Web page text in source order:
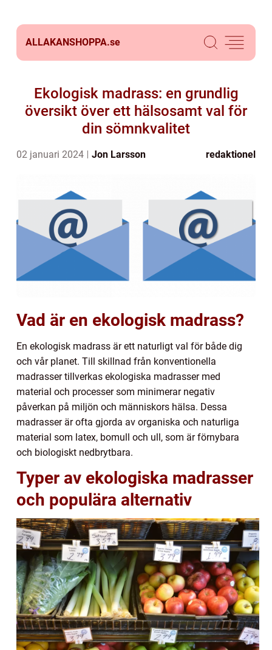
ALLAKANSHOPPA.se
Ekologisk madrass: en grundlig
översikt över ett hälsosamt val för
din sömnkvalitet
02 januari 2024 Jon Larsson redaktionel
Vad är en ekologisk madrass?
En ekologisk madrass är ett naturligt val för både dig
och vår planet. Till skillnad från konventionella
madrasser tillverkas ekologiska madrasser med
material och processer som minimerar negativ
påverkan på miljön och människors hälsa. Dessa
madrasser är ofta gjorda av organiska och naturliga
material som latex, bomull och ull, som är förnybara
och biologiskt nedbrytbara.
Typer av ekologiska madrasser
och populära alternativ